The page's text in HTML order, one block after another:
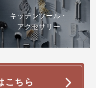
キッチンツール・
アクセサリー
こちら